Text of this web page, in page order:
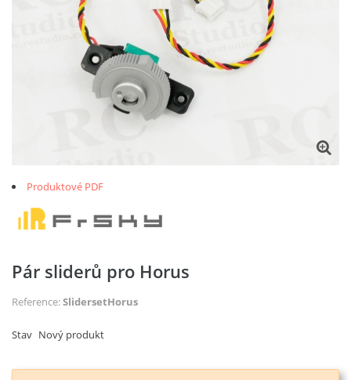
Produktové PDF
Pár sliderů pro Horus
Reference:SlidersetHorus
Stav Nový produkt